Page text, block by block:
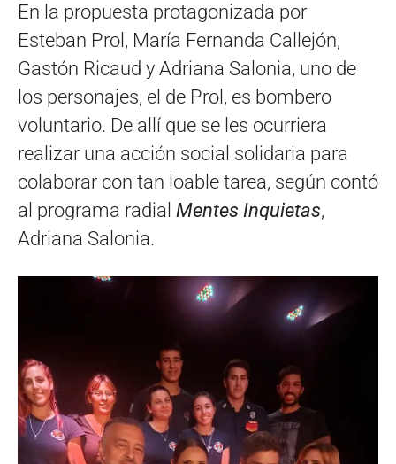
En la propuesta protagonizada por
Esteban Prol, María Fernanda Callejón,
Gastón Ricaud y Adriana Salonia, uno de
los personajes, el de Prol, es bombero
voluntario. De allí que se les ocurriera
realizar una acción social solidaria para
colaborar con tan loable tarea, según contó
al programa radial Mentes Inquietas,
Adriana Salonia.